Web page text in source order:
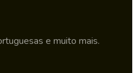
e muito mais.